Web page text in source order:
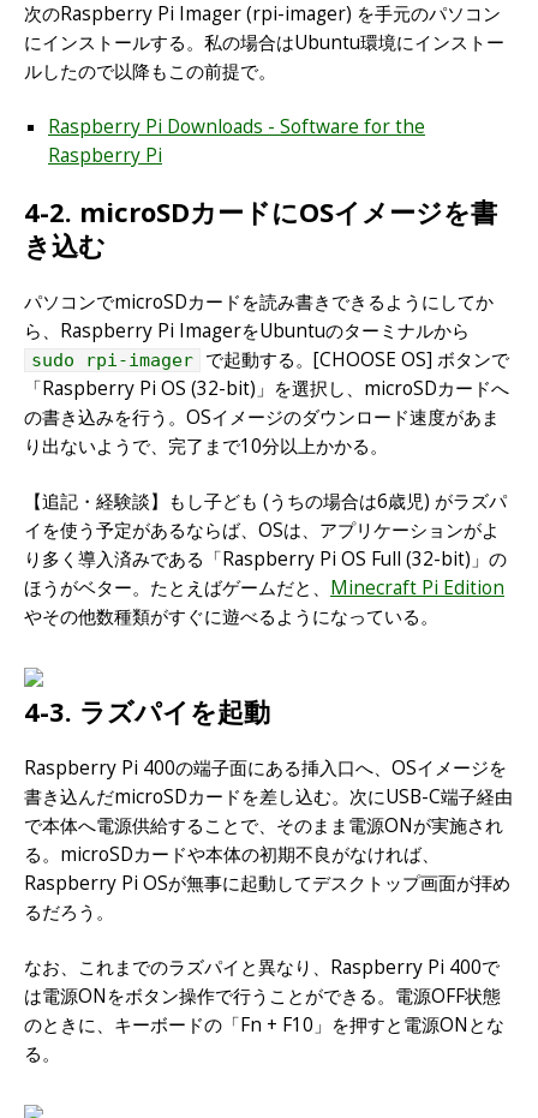
次のRaspberry Pi Imager (rpi-imager) を手元のパソコン
にインストールする。私の場合はUbuntu環境にインストー
ルしたので以降もこの前提で。
Raspberry Pi Downloads - Software for the
Raspberry Pi
4-2. microSDカードにOSイメージを書
き込む
パソコンでmicroSDカードを読み書きできるようにしてか
ら、Raspberry Pi ImagerをUbuntuのターミナルから
sudo rpi-imager
で起動する。[CHOOSE OS] ボタンで
「Raspberry Pi OS (32-bit)」を選択し、microSDカードへ
の書き込みを行う。OSイメージのダウンロード速度があま
り出ないようで、完了まで10分以上かかる。
【追記・経験談】もし子ども (うちの場合は6歳児) がラズパ
イを使う予定があるならば、OSは、アプリケーションがよ
り多く導入済みである「Raspberry Pi OS Full (32-bit)」の
ほうがベター。たとえばゲームだと、 Minecraft Pi Edition
やその他数種類がすぐに遊べるようになっている。
4-3. ラズパイを起動
Raspberry Pi 400の端子面にある挿入口へ、OSイメージを
書き込んだmicroSDカードを差し込む。次にUSB-C端子経由
で本体へ電源供給することで、そのまま電源ONが実施され
る。microSDカードや本体の初期不良がなければ、
Raspberry Pi OSが無事に起動してデスクトップ画面が拝め
るだろう。
なお、これまでのラズパイと異なり、Raspberry Pi 400で
は電源ONをボタン操作で行うことができる。電源OFF状態
のときに、キーボードの「Fn + F10」を押すと電源ONとな
る。